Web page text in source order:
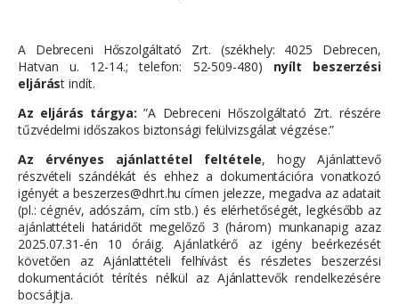
A Debreceni Hőszolgáltató Zrt. (székhely: 4025 Debrecen,
Hatvan u. 12-14.; telefon: 52-509-480) nyílt beszerzési
eljárást indít.
Az eljárás tárgya: ”A Debreceni Hőszolgáltató Zrt. részére
tűzvédelmi időszakos biztonsági felülvizsgálat végzése.”
Az érvényes ajánlattétel feltétele, hogy Ajánlattevő
részvételi szándékát és ehhez a dokumentációra vonatkozó
igényét a beszerzes@dhrt.hu címen jelezze, megadva az adatait
(pl.: cégnév, adószám, cím stb.) és elérhetőségét, legkésőbb az
ajánlattételi határidőt megelőző 3 (három) munkanapig azaz
2025.07.31-én 10 óráig. Ajánlatkérő az igény beérkezését
követően az Ajánlattételi felhívást és részletes beszerzési
dokumentációt térítés nélkül az Ajánlattevők rendelkezésére
bocsájtja.